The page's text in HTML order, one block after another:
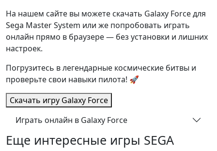
На нашем сайте вы можете скачать Galaxy Force для
Sega Master System или же попробовать играть
онлайн прямо в браузере — без установки и лишних
настроек.
Погрузитесь в легендарные космические битвы и
проверьте свои навыки пилота! 🚀
Скачать игру Galaxy Force
Играть онлайн в Galaxy Force
Еще интересные игры SEGA